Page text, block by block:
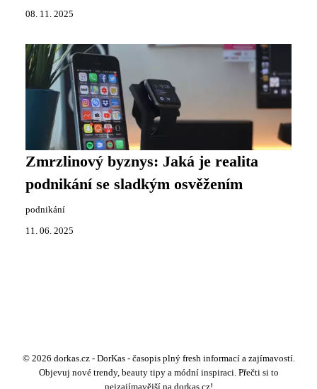
08. 11. 2025
Zmrzlinový byznys: Jaká je realita
podnikání se sladkým osvěžením
podnikání
11. 06. 2025
© 2026 dorkas.cz - DorKas - časopis plný fresh informací a zajímavostí.
Objevuj nové trendy, beauty tipy a módní inspiraci. Přečti si to
nejzajímavější na dorkas.cz!